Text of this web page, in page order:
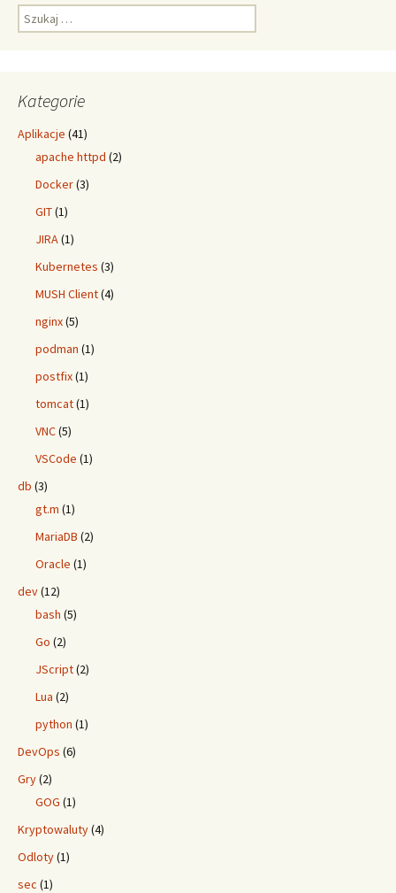
Szukaj:
Kategorie
Aplikacje (41)
apache httpd (2)
Docker(3)
GIT(1)
JIRA(1)
Kubernetes (3)
MUSH Client(4)
nginx(5)
podman (1)
postfix(1)
tomcat(1)
VNC(5)
VSCode (1)
db (3)
gt.m (1)
MariaDB (2)
Oracle (1)
dev(12)
bash (5)
Go (2)
JScript(2)
Lua (2)
python (1)
DevOps (6)
Gry(2)
GOG (1)
Kryptowaluty(4)
Odloty(1)
sec (1)